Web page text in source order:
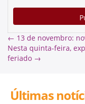
← 13 de novembro:
Nesta quinta-feira,
feriado →
Últimas